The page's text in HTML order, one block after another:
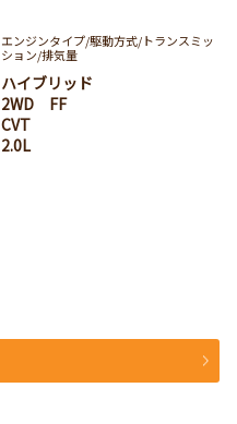
エンジンタイプ/駆動方式/トランスミッ
ション/排気量
ハイブリッド
2WD FF
CVT
2.0L